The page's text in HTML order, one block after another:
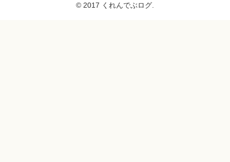
© 2017 くれんでぶログ.